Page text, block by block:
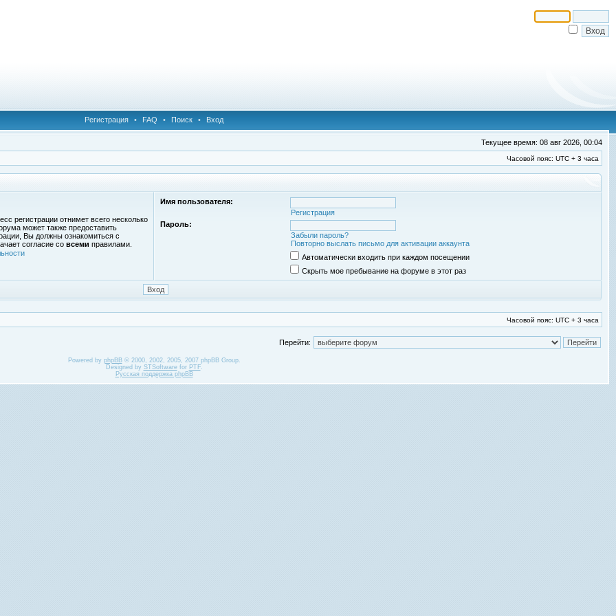
Регистрация • FAQ • Поиск • Вход
Текущее время: 08 авг 2026, 00:04
Часовой пояс: UTC + 3 часа
регистрации отнимет всего несколько
может также предоставить
Вы должны ознакомиться с
согласие со всеми правилами.
Имя пользователя:
Регистрация
Пароль:
Забыли пароль?
Повторно выслать письмо для активации аккаунта
Автоматически входить при каждом посещении
Скрыть мое пребывание на форуме в этот раз
Часовой пояс: UTC + 3 часа
Перейти:
Powered by phpBB© 2000, 2002, 2005, 2007 phpBB Group.
Designed by STSoftwarefor PTF.
Русская поддержка phpBB